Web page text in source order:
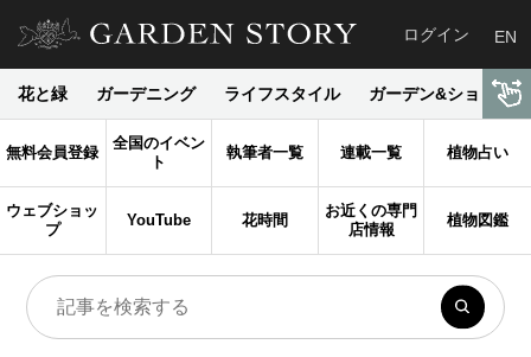
ログイン EN
花と緑 ガーデニング ライフスタイル ガーデン&ショップ
無料会員登録
全国のイベン
ト
執筆者一覧 連載一覧 植物占い
ウェブショッ
プ
YouTube 花時間
お近くの専門
店情報
植物図鑑